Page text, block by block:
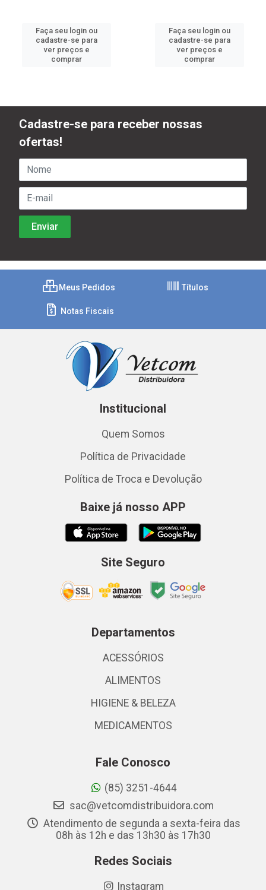
Faça seu login ou
cadastre-se para
ver preços e
comprar
Faça seu login ou
cadastre-se para
ver preços e
comprar
Cadastre-se para receber nossas
ofertas!
Meus Pedidos Títulos
Notas Fiscais
Institucional
Quem Somos
Política de Privacidade
Política de Troca e Devolução
Baixe já nosso APP
Site Seguro
Departamentos
ACESSÓRIOS
ALIMENTOS
HIGIENE & BELEZA
MEDICAMENTOS
Fale Conosco
(85) 3251-4644
sac@vetcomdistribuidora.com
Atendimento de segunda a sexta-feira das
08h às 12h e das 13h30 às 17h30
Redes Sociais
Instagram